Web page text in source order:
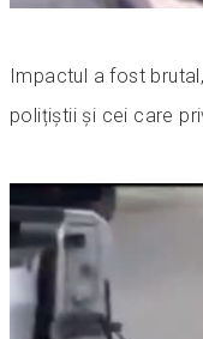
Impactul a fost
polițiștii și cei care